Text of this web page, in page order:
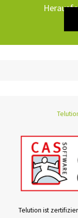
Telution ist